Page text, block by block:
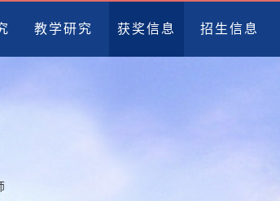
教学研究 获奖信息 招生信息